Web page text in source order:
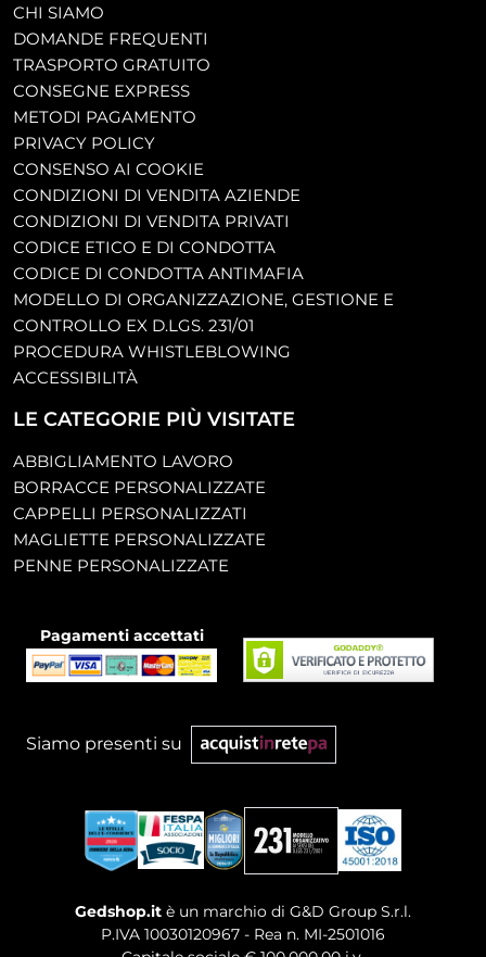
CHI SIAMO
DOMANDE FREQUENTI
TRASPORTO GRATUITO
CONSEGNE EXPRESS
METODI PAGAMENTO
PRIVACY POLICY
CONSENSO AI COOKIE
CONDIZIONI DI VENDITA AZIENDE
CONDIZIONI DI VENDITA PRIVATI
CODICE ETICO E DI CONDOTTA
CODICE DI CONDOTTA ANTIMAFIA
MODELLO DI ORGANIZZAZIONE, GESTIONE E
CONTROLLO EX D.LGS. 231/01
PROCEDURA WHISTLEBLOWING
ACCESSIBILITÀ
LE CATEGORIE PIÙ VISITATE
ABBIGLIAMENTO LAVORO
BORRACCE PERSONALIZZATE
CAPPELLI PERSONALIZZATI
MAGLIETTE PERSONALIZZATE
PENNE PERSONALIZZATE
Pagamenti accettati
Siamo presenti su
Gedshop.it è un marchio di G&D Group S.r.l.
P.IVA 10030120967 - Rea n. MI-2501016